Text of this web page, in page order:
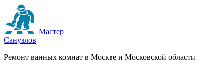
Мастер
Санузлов
Ремонт ванных комнат в Москве и Московской области